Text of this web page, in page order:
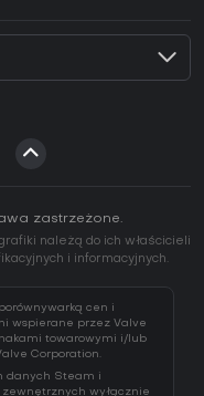
zastrzeżone.
należą do ich właścicieli
i informacyjnych.
cen i
wspierane przez Valve
towarowymi i/lub
Corporation.
danych Steam i
wyłącznie